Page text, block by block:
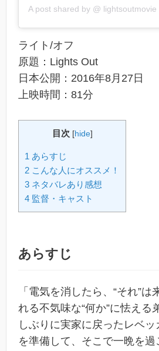
A post shared by @ lightsoutmovie
ライト/オフ
原題：Lights Out
日本公開：2016年8月27日
上映時間：81分
目次 [hide]
1 あらすじ
2 こんな人にオススメ！
3 ネタバレあり感想
4 監督・キャスト
あらすじ
「電気を消したら、“それ”
れる不気味な“何か”に怯える
しぶりに実家に戻ったレベッ
を準備して、そこで一晩を